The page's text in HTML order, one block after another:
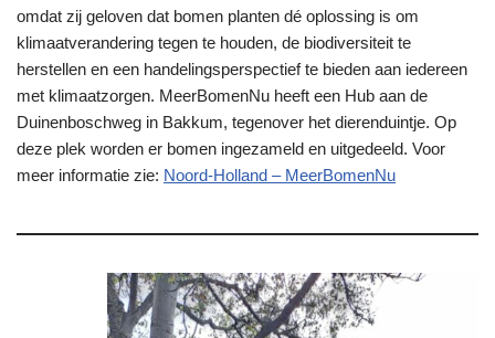
omdat zij geloven dat bomen planten dé oplossing is om
klimaatverandering tegen te houden, de biodiversiteit te
herstellen en een handelingsperspectief te bieden aan iedereen
met klimaatzorgen. MeerBomenNu heeft een Hub aan de
Duinenboschweg in Bakkum, tegenover het dierenduintje. Op
deze plek worden er bomen ingezameld en uitgedeeld. Voor
meer informatie zie: Noord-Holland – MeerBomenNu